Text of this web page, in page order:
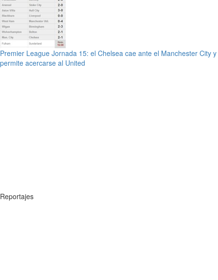
Premier League Jornada 15: el Chelsea cae ante el Manchester City y
permite acercarse al United
Reportajes